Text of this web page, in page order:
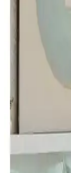
30°C makinede
Madame Coco
Kişilik Yorgan
Bu makale,
ile Yataş Macaron
performansı, kumaş
temizleme
destekler.
Karaca Home